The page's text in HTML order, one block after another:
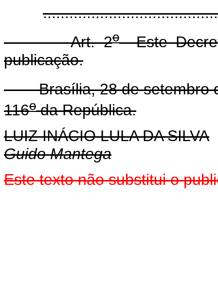
Art. 2oEste
publicação.
Brasília, 28 de setembro
116oda República.
LUIZ INÁCIO LULA DA SILVA
Guido Mantega
Este texto não substitui o